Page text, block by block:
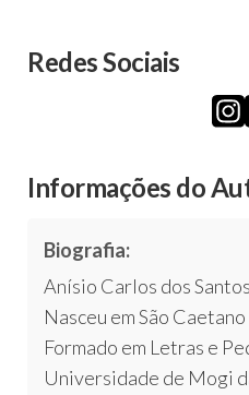
Redes Sociais
Informações do
Biografia:
Anísio Carlos dos
Nasceu em São
Formado em Letras e
Universidade de Mogi